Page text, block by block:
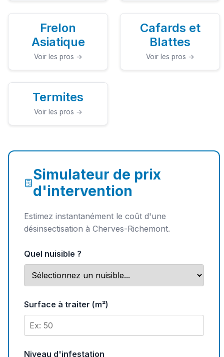
Frelon
Asiatique
Voir les pros →
Cafards et
Blattes
Voir les pros →
Termites
Voir les pros →
Simulateur de prix
d'intervention
Estimez instantanément le coût d'une
désinsectisation à Cherves-Richemont.
Quel nuisible ?
Surface à traiter (m²)
Niveau d'infestation